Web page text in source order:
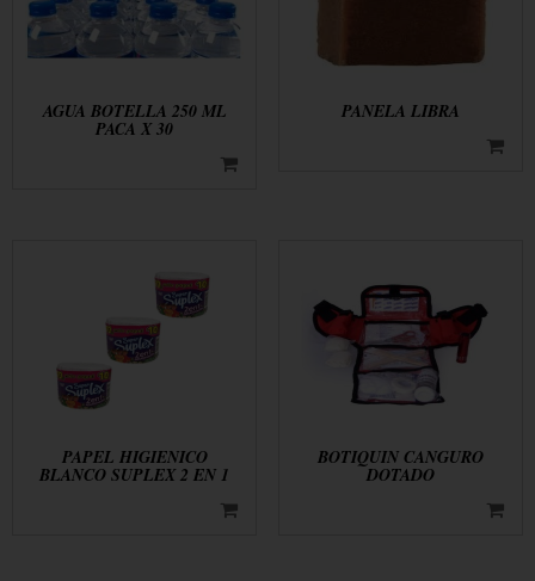
AGUA BOTELLA 250 ML
PACA X 30
PANELA LIBRA
PAPEL HIGIENICO
BLANCO SUPLEX 2 EN 1
BOTIQUIN CANGURO
DOTADO